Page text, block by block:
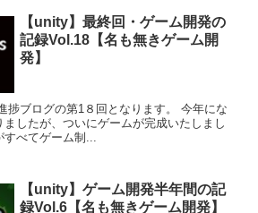
【unity】最終回・ゲーム開発の
記録Vol.18【名も無きゲーム開
発】
捗ブログの第1８回となります。 今年にな
したが、ついにゲームが完成いたしまし
すべてゲーム制...
【unity】ゲーム開発半年間の記
録Vol.6【名も無きゲーム開発】